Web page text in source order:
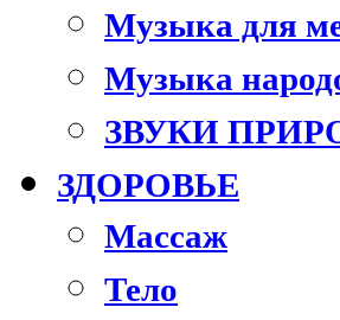
Музыка для
Музыка
ЗВУКИ
ЗДОРОВЬЕ
Массаж
Тело